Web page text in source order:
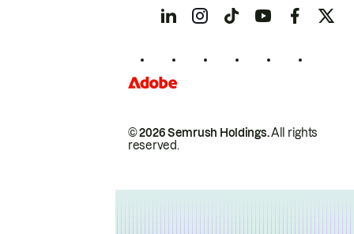
© 2026 Semrush Holdings.All rights
reserved.